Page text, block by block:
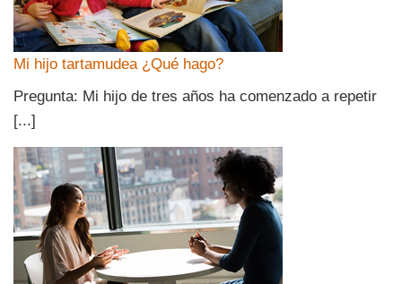
Mi hijo tartamudea ¿Qué hago?
Pregunta: Mi hijo de tres años ha comenzado a repetir
[...]